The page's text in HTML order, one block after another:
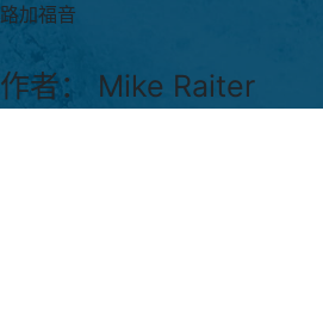
路加福音
作者： Mike Raiter